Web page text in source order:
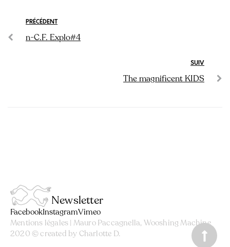
PRÉCÉDENT
n-C.F. Explo#4
SUIV
The magnificent KIDS
Newsletter
FacebookInstagramVimeo
Mentions légales | Mauro Paccagnella, Wooshing Machine
2020 © created by Charlotte D.